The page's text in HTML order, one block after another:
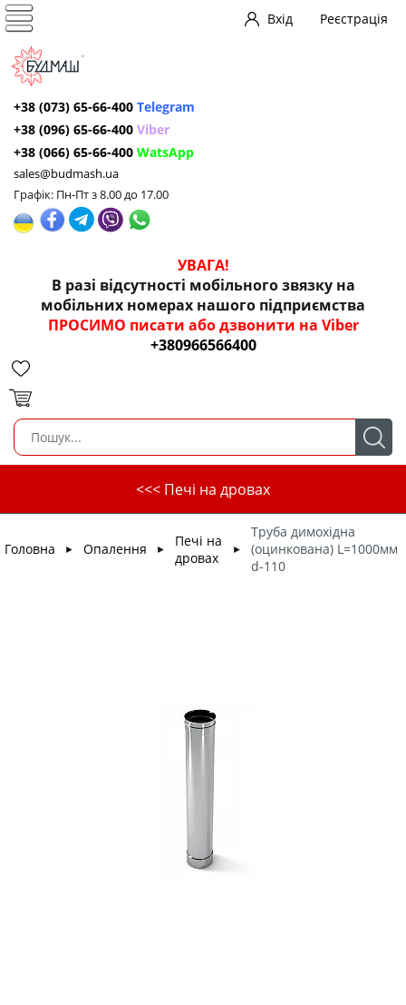
Вхід Реєстрація
+38 (073) 65-66-400 Telegram
+38 (096) 65-66-400 Viber
+38 (066) 65-66-400 WatsApp
sales@budmash.ua
Графік: Пн-Пт з 8.00 до 17.00
УВАГА!
В разі відсутності мобільного звязку на
мобільних номерах нашого підприємства
ПРОСИМО писати або дзвонити на Viber
+380966566400
<<< Печі на дровах
Головна ► Опалення ►
Печі на
дровах
►
Труба димохідна
(оцинкована) L=1000мм
d-110